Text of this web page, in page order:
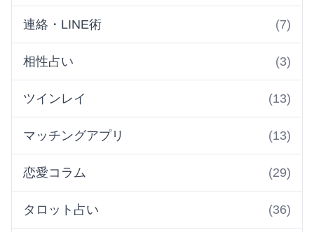
連絡・LINE術 (7)
相性占い (3)
ツインレイ (13)
マッチングアプリ (13)
恋愛コラム (29)
タロット占い (36)